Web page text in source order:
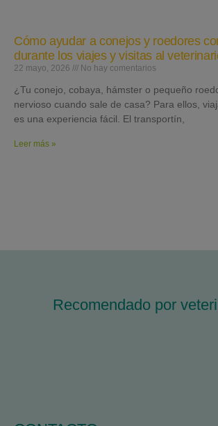
Cómo ayudar a conejos y roedores
durante los viajes y visitas al
22 mayo, 2026 No hay comentarios
¿Tu conejo, cobaya, hámster o pequeño
nervioso cuando sale de casa? Para ellos,
es una experiencia fácil. El transportín,
Leer más »
Recomendado por